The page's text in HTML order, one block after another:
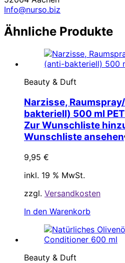
Info@nurso.biz
Ähnliche Produkte
Beauty & Duft
Narzisse,
bakteriell) 500 ml
Zur Wunschliste
Wunschliste ansehen
9,95 €
inkl. 19 % MwSt.
zzgl. Versandkosten
In den Warenkorb
Beauty & Duft